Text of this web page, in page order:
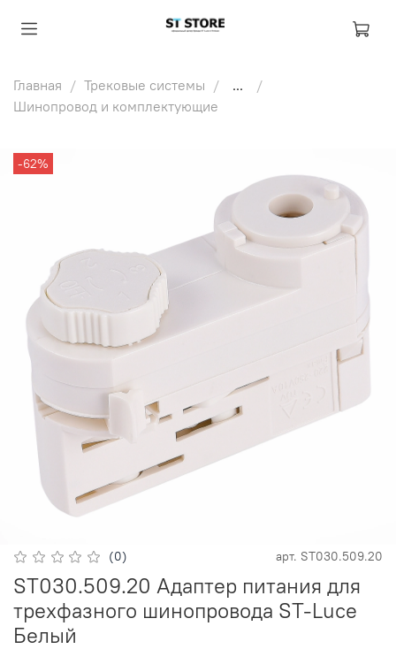
Главная Трековые системы
...
Шинопровод и комплектующие
-62%
(0) арт. ST030.509.20
ST030.509.20 Адаптер питания для
трехфазного шинопровода ST-Luce
Белый